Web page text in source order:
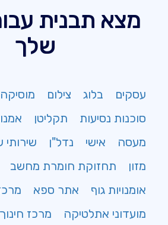
מצא תבנית
שלך
עסקים בלוג צילום
מוסיקה
סוכנות נסיעות
תקליטן
מעסה
אישי נדל"ן שירותי
מזון
תחזוקת חומרת מחשב
אומנויות גוף
אתר ספא
מועדוני אתלטיקה
מרכז חינוך